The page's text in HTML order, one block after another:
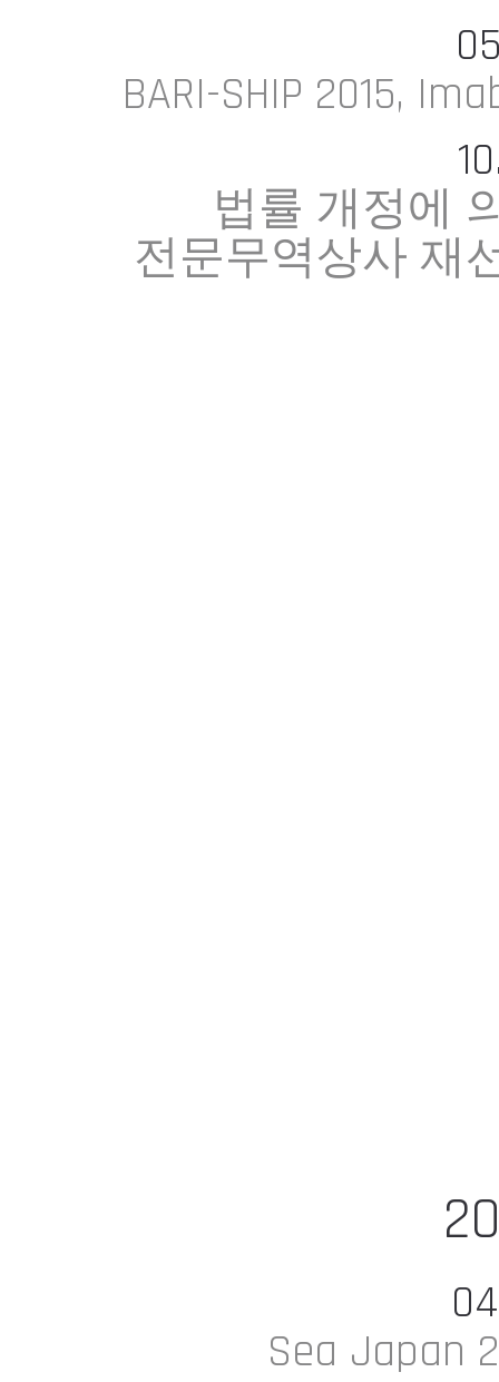
BARI-SHIP 2015,
법률 개정에
전문무역상사 재
Sea Japan